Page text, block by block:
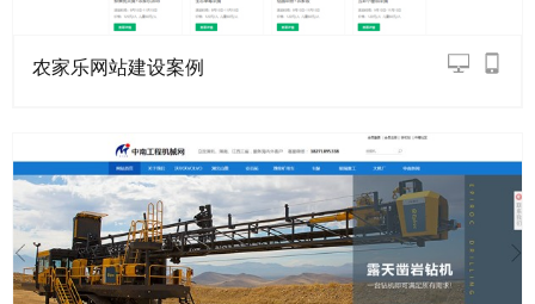
农家乐网站建设案例